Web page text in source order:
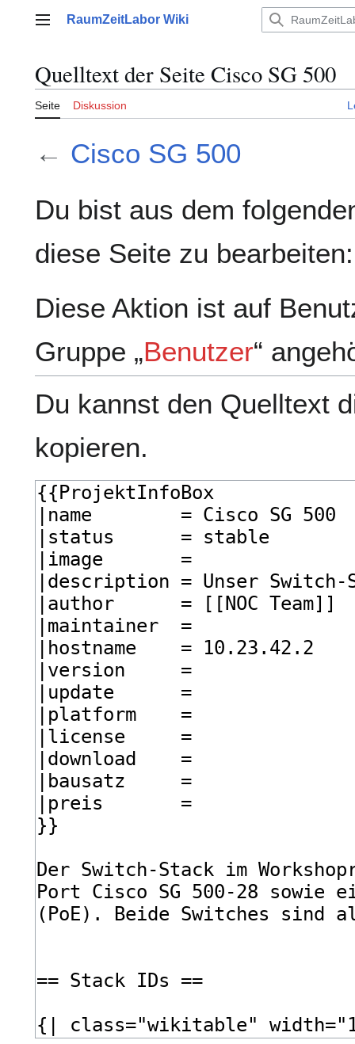
Hauptmenü
RaumZeitLabor Wiki
Quelltext der Seite Cisco SG 500
Seite Diskussion
← Cisco SG 500
Du bist aus dem
diese Seite zu bearbeiten:
Diese Aktion ist auf
Gruppe „Benutzer“
Du kannst den Quelltext
kopieren.